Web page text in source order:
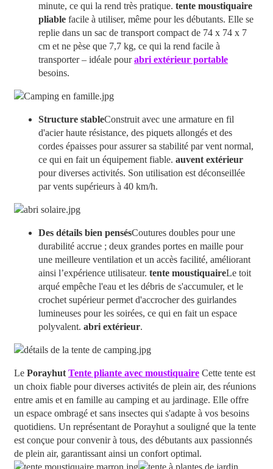
minute, ce qui la rend très pratique. tente moustiquaire
pliablefacile à utiliser, même pour les débutants. Elle se
replie dans un sac de transport compact de 74 x 74 x 7
cm et ne pèse que 7,7 kg, ce qui la rend facile à
transporter – idéale pourabri extérieur portable
besoins.
Structure stableConstruit avec une armature en fil
d'acier haute résistance, des piquets allongés et des
cordes épaisses pour assurer sa stabilité par vent normal,
ce qui en fait un équipement fiable. auvent extérieur
pour diverses activités. Son utilisation est déconseillée
par vents supérieurs à 40 km/h.
Des détails bien pensésCoutures doubles pour une
durabilité accrue ; deux grandes portes en maille pour
une meilleure ventilation et un accès facilité, améliorant
ainsi l’expérience utilisateur. tente moustiquaireLe toit
arqué empêche l'eau et les débris de s'accumuler, et le
crochet supérieur permet d'accrocher des guirlandes
lumineuses pour les soirées, ce qui en fait un espace
polyvalent. abri extérieur.
Le Porayhut Tente pliante avec moustiquaireCette tente est
un choix fiable pour diverses activités de plein air, des réunions
entre amis et en famille au camping et au jardinage. Elle offre
un espace ombragé et sans insectes qui s'adapte à vos besoins
quotidiens. Un représentant de Porayhut a souligné que la tente
est conçue pour convenir à tous, des débutants aux passionnés
de plein air, garantissant ainsi un confort optimal.